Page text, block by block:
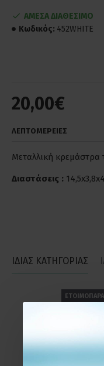
20,00€
ΑΜΕΣΑ ΔΙΑΘΕΣΙΜΟ
Κωδικός: 452WHITE
ΛΕΠΤΟΜΕΡΕΙΕΣ
Μεταλλική κρεμάστρα
Διαστάσεις :
ΙΔΙΑΣ ΚΑΤΗΓΟΡΙΑΣ